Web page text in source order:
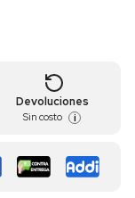
Devoluciones
Sin costo i